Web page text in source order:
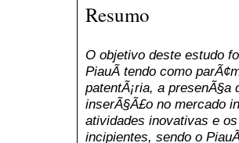
Resumo
O objetivo deste estudo
PiauÃ­ tendo como
patentÃ¡ria, a
inserÃ§Ã£o no mercado
atividades inovativas e
incipientes, sendo o